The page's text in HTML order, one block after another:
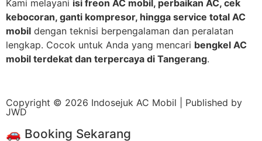
Kami melayani isi freon AC mobil, perbaikan AC, cek
kebocoran, ganti kompresor, hingga service total AC
mobil dengan teknisi berpengalaman dan peralatan
lengkap. Cocok untuk Anda yang mencari bengkel AC
mobil terdekat dan terpercaya di Tangerang.
Copyright © 2026 Indosejuk AC Mobil | Published by
JWD
🚗 Booking Sekarang